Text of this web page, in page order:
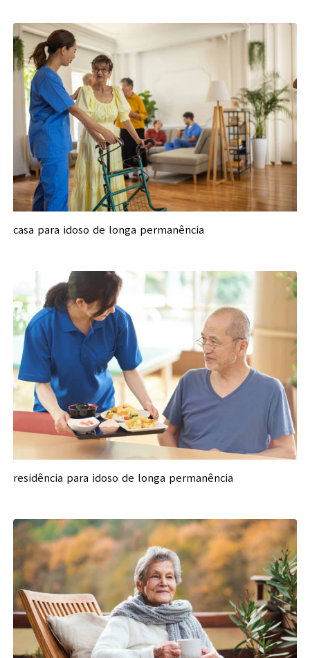
casa para idoso de longa permanência
residência para idoso de longa permanência